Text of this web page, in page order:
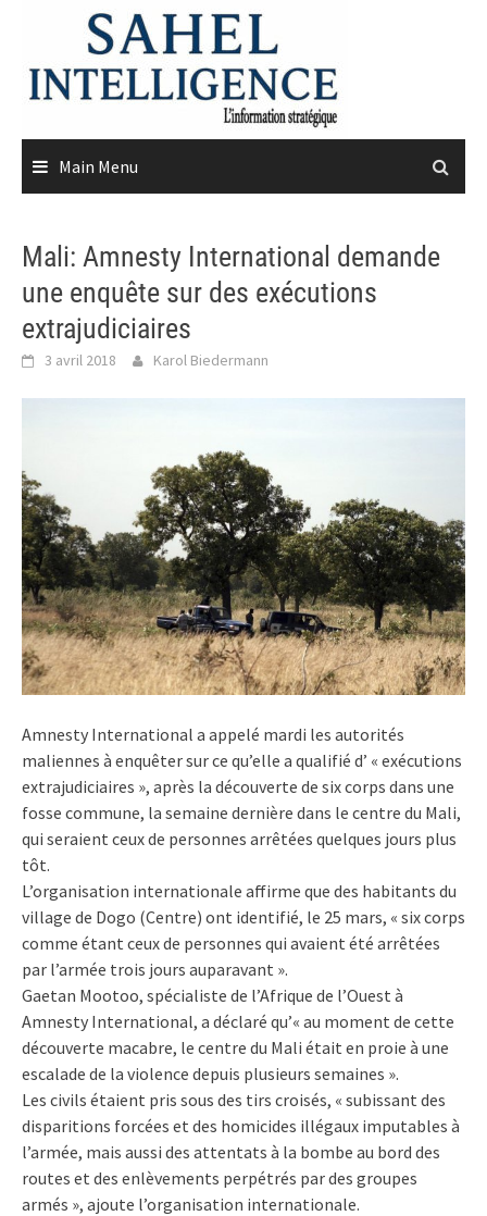
content
Main Menu
Mali: Amnesty International demande
une enquête sur des exécutions
extrajudiciaires
3 avril 2018 Karol Biedermann
Amnesty International a appelé mardi les autorités
maliennes à enquêter sur ce qu’elle a qualifié d’ « exécutions
extrajudiciaires », après la découverte de six corps dans une
fosse commune, la semaine dernière dans le centre du Mali,
qui seraient ceux de personnes arrêtées quelques jours plus
tôt.
L’organisation internationale affirme que des habitants du
village de Dogo (Centre) ont identifié, le 25 mars, « six corps
comme étant ceux de personnes qui avaient été arrêtées
par l’armée trois jours auparavant ».
Gaetan Mootoo, spécialiste de l’Afrique de l’Ouest à
Amnesty International, a déclaré qu’« au moment de cette
découverte macabre, le centre du Mali était en proie à une
escalade de la violence depuis plusieurs semaines ».
Les civils étaient pris sous des tirs croisés, « subissant des
disparitions forcées et des homicides illégaux imputables à
l’armée, mais aussi des attentats à la bombe au bord des
routes et des enlèvements perpétrés par des groupes
armés », ajoute l’organisation internationale.